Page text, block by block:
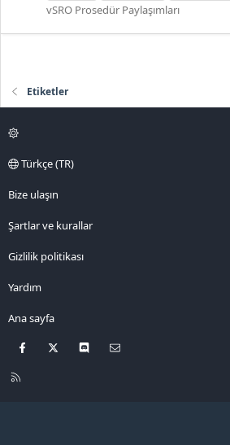
vSRO Prosedür Paylaşımları
Etiketler
Türkçe (TR)
Bize ulaşın
Şartlar ve kurallar
Gizlilik politikası
Yardım
Ana sayfa
Facebook Discord
R